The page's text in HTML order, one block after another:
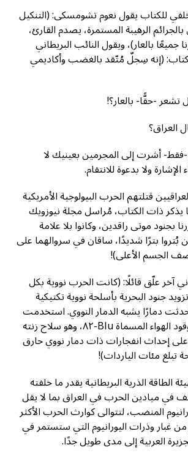
للكتاب يقول نعوم تشومسكى: (التنكيل
الرهيبة المستمرة، يصدم القارئ،
بالعار)، ويقول النائب البريطاني
(إنه سِجلٌ مُتّقد بالغضب وأكاديمي
-حقًّا- بالعار؟!
العراق؟
أشرت إلى المجرمين بعينيك لا
ولا بدعوة للانتقام.
قتلتهم الحرب البيولوجية الأمريكية
يذكر ذات الكتاب، مُراسل مجلة نيوزويك
بجنود موتى راقدين، وكانوا بلا علامة
بُتروا بترًا شديدًا، ساقان في سروالهما على
آخر علّق قائلًا: (كانت الحرب نووية بكل
جنود البحرية بأسلحة نووية تكتيكية
دمارًا يشبه الدمار النووي. استخدمت
أمريكا متفجرات الوقود الهواء المسماة Blu-٨٢، وهو سلاح زنته
على إحداث انفجارات ذات دمار نووي حارق
مئات الياردات)!
الطاقة الذرية البريطانية يقدر ما خلفته
في ميادين الحرب في العراق بما لا يقل
المنضب، لتتوالى كوارث الحرب الأكثر
غبار وذرات اليورانيوم التي ستستمر في
العربية إلى مدى طويل جدًا.